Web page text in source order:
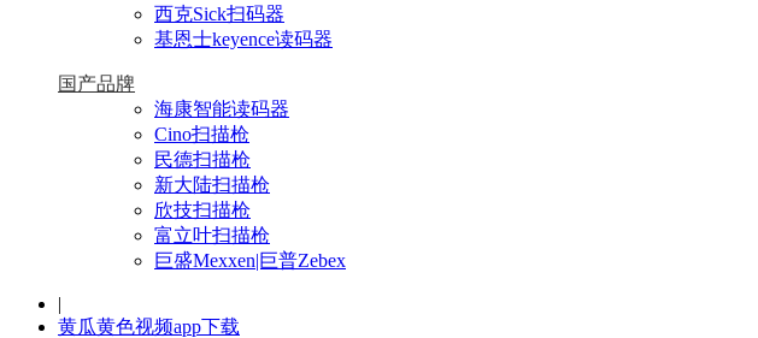
西克Sick扫码器
基恩士keyence读码器
国产品牌
海康智能读码器
Cino扫描枪
民德扫描枪
新大陆扫描枪
欣技扫描枪
富立叶扫描枪
巨盛Mexxen|巨普Zebex
|
黄瓜黄色视频app下载